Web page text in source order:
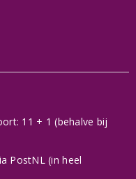
11 + 1 (behalve bij
PostNL (in heel